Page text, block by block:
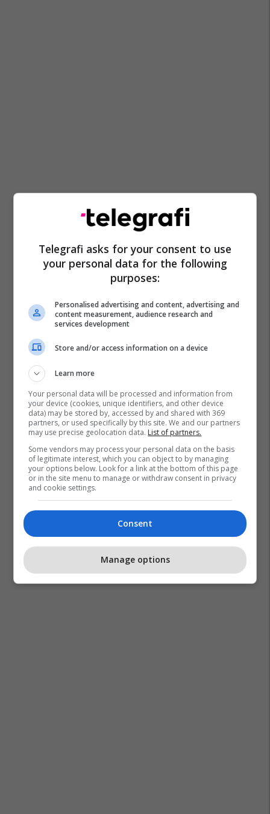
Telegrafi asks for your consent to use
your personal data for the following
purposes:
Personalised advertising and content, advertising and
content measurement, audience research and
services development
Store and/or access information on a device
Learn more
Your personal data will be processed and information from
your device (cookies, unique identifiers, and other device
data) may be stored by, accessed by and shared with 369
partners, or used specifically by this site. We and our partners
may use precise geolocation data. List of partners.
Some vendors may process your personal data on the basis
of legitimate interest, which you can object to by managing
your options below. Look for a link at the bottom of this page
or in the site menu to manage or withdraw consent in privacy
and cookie settings.
Consent
Manage options